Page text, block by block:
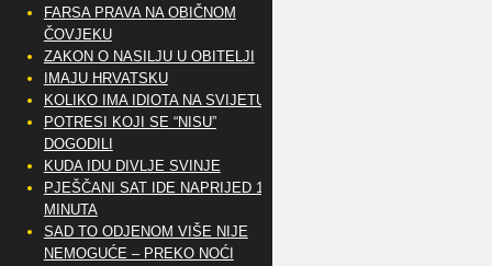
FARSA PRAVA NA OBIČNOM
ČOVJEKU
ZAKON O NASILJU U OBITELJI
IMAJU HRVATSKU
KOLIKO IMA IDIOTA NA SVIJETU?
POTRESI KOJI SE “NISU”
DOGODILI
KUDA IDU DIVLJE SVINJE
PJEŠČANI SAT IDE NAPRIJED 10
MINUTA
SAD TO ODJENOM VIŠE NIJE
NEMOGUĆE – PREKO NOĆI